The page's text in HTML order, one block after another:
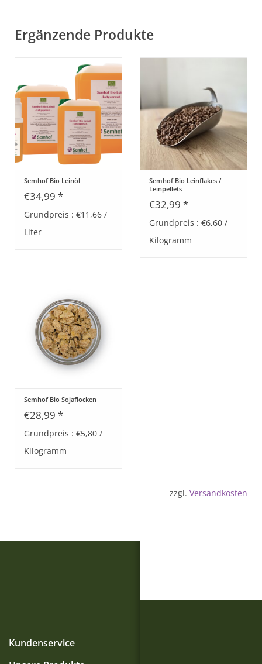
Ergänzende Produkte
Semhof Bio Leinöl
€34,99 *
Grundpreis : €11,66 /
Liter
Semhof Bio Leinflakes /
Leinpellets
€32,99 *
Grundpreis : €6,60 /
Kilogramm
Semhof Bio Sojaflocken
€28,99 *
Grundpreis : €5,80 /
Kilogramm
zzgl. Versandkosten
Kundenservice